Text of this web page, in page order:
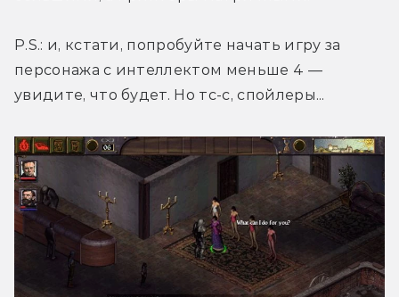
P.S.: и, кстати, попробуйте начать игру за
персонажа с интеллектом меньше 4 —
увидите, что будет. Но тс-с, спойлеры...